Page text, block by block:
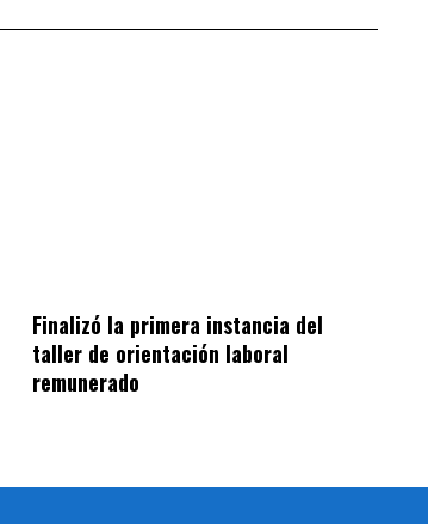
Finalizó la primera instancia del
taller de orientación laboral
remunerado